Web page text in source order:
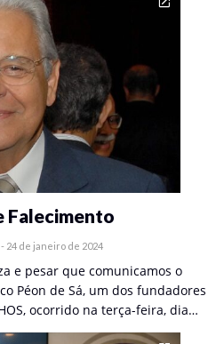
Falecimento
- 24 de janeiro de 2024
e pesar que comunicamos o
Péon de Sá, um dos fundadores
ocorrido na terça-feira, dia…